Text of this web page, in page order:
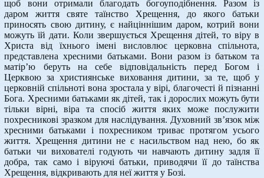
щоб вони отримали благодать богоуподібнення. Разом із
даром життя святе таїнство Хрещення, до якого батьки
приносять свою дитину, є найціннішим даром, котрий вони
можуть їй дати. Коли звершується Хрещення дітей, то віру в
Христа від їхнього імені висловлює церковна спільнота,
представлена хресними батьками. Вони разом із батьком та
матір’ю беруть на себе відповідальність перед Богом і
Церквою за християнське виховання дитини, за те, щоб у
церковній спільноті вона зростала у вірі, благочесті й пізнанні
Бога. Хресними батьками як дітей, так і дорослих можуть бути
тільки вірні, віра та спосіб життя яких може послужити
похресникові зразком для наслідування. Духовний зв’язок між
хресними батьками і похресником триває протягом усього
життя. Хрещення дитини не є насильством над нею, бо як
батьки чи вихователі годують чи навчають дитину задля її
добра, так само і віруючі батьки, приводячи її до таїнства
Хрещення, відкривають для неї життя у Бозі.